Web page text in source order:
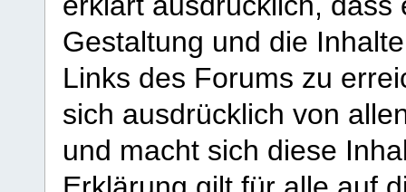
Gestaltung und die
Links des Forums zu
sich ausdrücklich von
und macht sich diese